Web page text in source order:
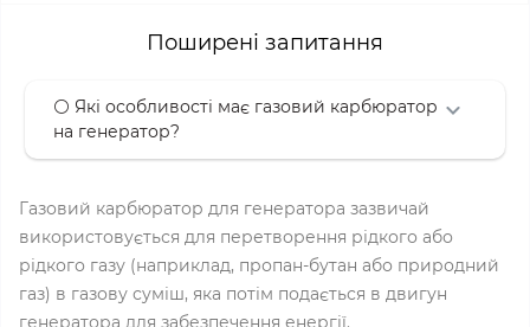
Поширені запитання
⚪ Які особливості має газовий карбюратор
на генератор?
Газовий карбюратор для генератора зазвичай
використовується для перетворення рідкого або
рідкого газу (наприклад, пропан-бутан або природний
газ) в газову суміш, яка потім подається в двигун
генератора для забезпечення енергії.